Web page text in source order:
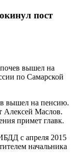
пост
вышел на
по Самарской
вышел на пенсию.
Алексей Маслов.
примет главк.
с апреля 2015
начальника